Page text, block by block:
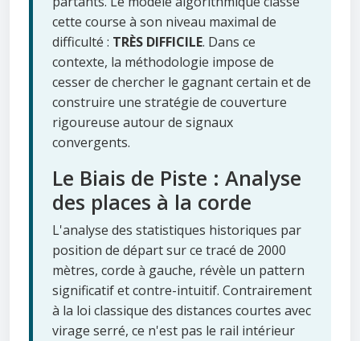
cette course à son niveau maximal de
difficulté : TRÈS DIFFICILE. Dans ce
contexte, la méthodologie impose de
cesser de chercher le gagnant certain et de
construire une stratégie de couverture
rigoureuse autour de signaux
convergents.
Le Biais de Piste : Analyse
des places à la corde
L'analyse des statistiques historiques par
position de départ sur ce tracé de 2000
mètres, corde à gauche, révèle un pattern
significatif et contre-intuitif. Contrairement
à la loi classique des distances courtes avec
virage serré, ce n'est pas le rail intérieur